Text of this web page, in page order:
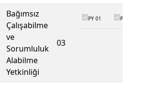
Bağımsız
Çalışabilme
ve
Sorumluluk
Alabilme
Yetkinliği
03
PY 01 PY 02